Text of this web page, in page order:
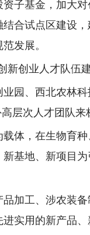
子基金，加大
合试点区建设
发展。
新创业人才队伍
园、西北农林
层次人才团队来
体，在生物育
基地、新项目
加工、涉农装
实用的新产品、